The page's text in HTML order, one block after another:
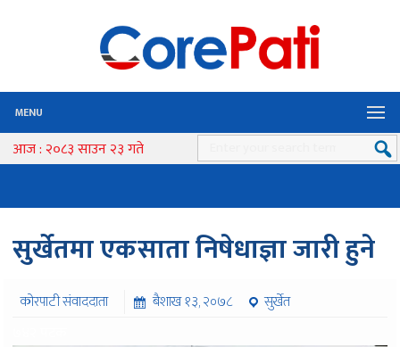
MENU
आज : २०८३ साउन २३ गते
सुर्खेतमा एकसाता निषेधाज्ञा जारी हुने
कोरपाटी संवाददाता बैशाख १३, २०७८
सुर्खेत